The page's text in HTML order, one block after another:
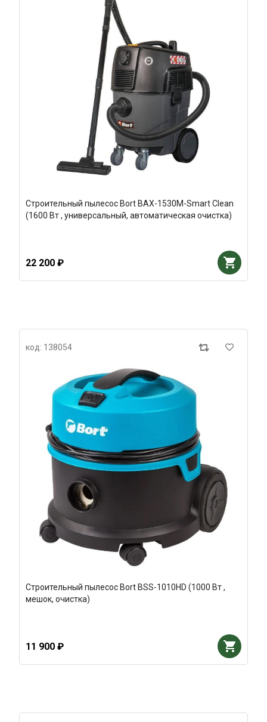
Строительный пылесос Bort BAX-1530M-Smart Clean
(1600 Вт , универсальный, автоматическая очистка)
22 200 ₽
код: 138054
Строительный пылесос Bort BSS-1010HD (1000 Вт ,
мешок, очистка)
11 900 ₽